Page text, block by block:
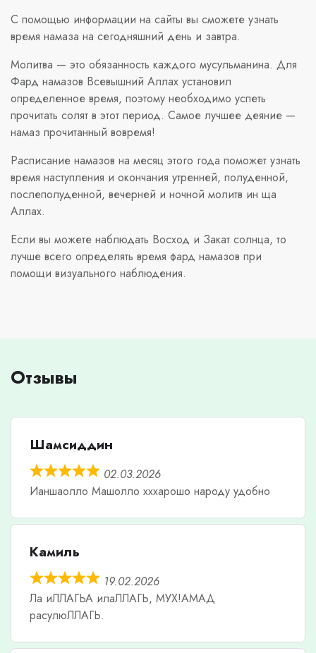
С помощью информации на сайты вы сможете узнать
время намаза на сегодняшний день и завтра.
Молитва — это обязанность каждого мусульманина. Для
Фард намазов Всевышний Аллах установил
определенное время, поэтому необходимо успеть
прочитать солят в этот период. Самое лучшее деяние —
намаз прочитанный вовремя!
Расписание намазов на месяц этого года поможет узнать
время наступления и окончания утренней, полуденной,
послеполуденной, вечерней и ночной молитв ин ща
Аллах.
Если вы можете наблюдать Восход и Закат солнца, то
лучше всего определять время фард намазов при
помощи визуального наблюдения.
Отзывы
Шамсиддин
02.03.2026
Ианшаолло Машолло хххарошо народу удобно
Камиль
19.02.2026
Ла иЛЛАГЬА илаЛЛАГЬ, МУХ!АМАД
расулюЛЛАГЬ.